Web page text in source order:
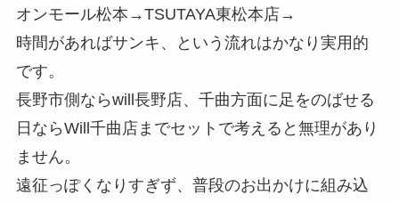
オンモール松本→TSUTAYA東松本店→
時間があればサンキ、という流れはかなり実用的
です。
長野市側ならwill長野店、千曲方面に足をのばせる
日ならWill千曲店までセットで考えると無理があり
ません。
遠征っぽくなりすぎず、普段のお出かけに組み込